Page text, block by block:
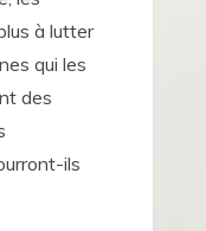
à lutter
qui les
des
ils